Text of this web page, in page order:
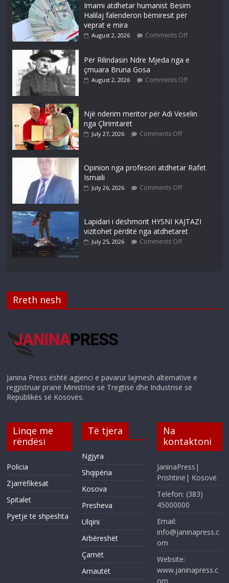
Imami atdhetar humanist Besim
Halilaj falenderon bëmiresit për
veprat e mira
August 2, 2026 Comments Off
Për Rilindasin Ndre Mjeda nga e
çmuara Bruna Gosa
August 2, 2026 Comments Off
Një nderim meritor për Adi Veselin
nga Çlirimtarët
July 27, 2026 Comments Off
Opinion nga profesori atdhetar Rafet
Ismaili
July 26, 2026 Comments Off
Lapidari i dëshmorit HYSNI KAJTAZI
vizitohet përditë nga atdhetaret
July 25, 2026 Comments Off
Rreth nesh
Janina Press është agjenci e pavarur lajmesh alternative e
regjistruar pranë Ministrisë së Tregtisë dhe Industrisë së
Republikës së Kosovës.
Linqe me
rëndësi
Policia
Zjarrëfikësat
Spitalet
Pyetje të shpeshta
Të tjera
Ngjyra
Shqipëria
Kosova
Presheva
Ulqini
Arbëreshët
Çamët
Arnautët
Na
kontaktoni
JaninaPress|
Prishtinë| Kosovë
Telefon: (383)
45000000
Email:
info@janinapress.c
om
Website:
www.janinapress.c
om